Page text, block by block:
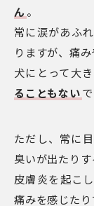
ん 。
常に涙があふ
りますが、痛
犬にとって大
ることもない
ただし、常に
臭いが出たりす
皮膚炎を起こ
痛みを感じたり